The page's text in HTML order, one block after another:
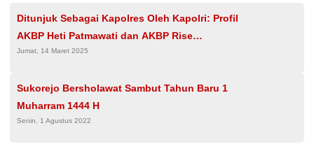
Ditunjuk Sebagai Kapolres Oleh Kapolri: Profil
AKBP Heti Patmawati dan AKBP Rise
Sandiyantanti
Jumat, 14 Maret 2025
Sukorejo Bersholawat Sambut Tahun Baru 1
Muharram 1444 H
Senin, 1 Agustus 2022